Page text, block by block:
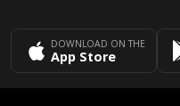
DOWNLOAD ON THE
App Store